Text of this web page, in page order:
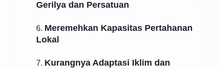
Gerilya dan Persatuan
6. Meremehkan Kapasitas Pertahanan
Lokal
7. Kurangnya Adaptasi Iklim dan